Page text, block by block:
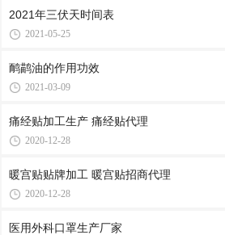
2021年三伏天时间表
2021-05-25
鸸鹋油的作用功效
2021-03-09
痛经贴加工生产 痛经贴代理
2020-12-28
暖宫贴贴牌加工 暖宫贴招商代理
2020-12-28
医用外科口罩生产厂家